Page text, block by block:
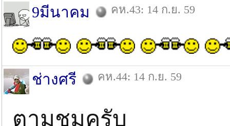
9มีนาคม คห.43: 14 ก.ย. 59
ช่างศรี คห.44: 14 ก.ย. 59
ตามชมครับ